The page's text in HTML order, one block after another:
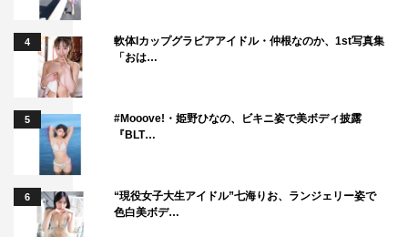
公式X：＠billion_t_sc
公式Instagram：＠fuji_kin9_7
公式TikTok：＠billion_t_sc
©フジテレビ
4
軟体Iカップグラビアアイドル・仲根なのか、1st写真集
「おは…
5
#Mooove!・姫野ひなの、ビキニ姿で美ボディ披露
『BLT…
6
“現役女子大生アイドル”七海りお、ランジェリー姿で
色白美ボデ…